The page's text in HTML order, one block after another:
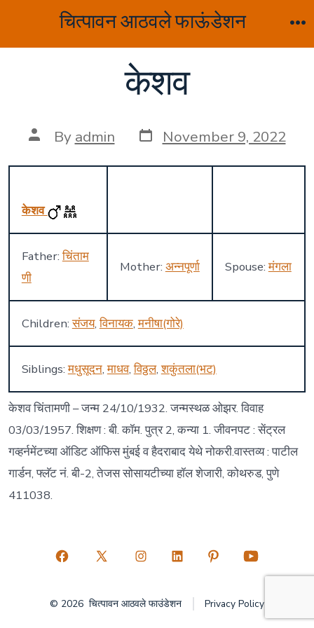
चित्पावन आठवले फाऊंडेशन
केशव
Post
author
By admin Post
date
November 9, 2022
केशव
Father:चिंताम
णी
Mother: अन्नपूर्णा Spouse:मंगला
Children:संजय,विनायक,मनीषा(गोरे)
Siblings:मधुसूदन,माधव,विठ्ठल,शकुंतला(भट)
केशव चिंतामणी – जन्म 24/10/1932. जन्मस्थळ ओझर. विवाह
03/03/1957. शिक्षण : बी. कॉम. पुत्र 2, कन्या 1. जीवनपट : सेंट्रल
गव्हर्नमेंटच्या ऑडिट ऑफिस मुंबई व हैदराबाद येथे नोकरी.वास्तव्य : पाटील
गार्डन, फ्लॅट नं. बी-2, तेजस सोसायटीच्या हॉल शेजारी, कोथरुड, पुणे
411038.
Open
in
Open
in
Open
in
Open
in
Open
in
Open
in
© 2026 चित्पावन आठवले फाउंडेशन Privacy Policy